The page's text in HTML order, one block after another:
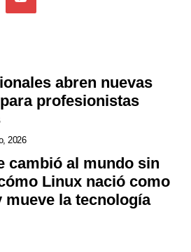
abren nuevas
profesionistas
2026
cambió al mundo sin
Linux nació como
mueve la tecnología